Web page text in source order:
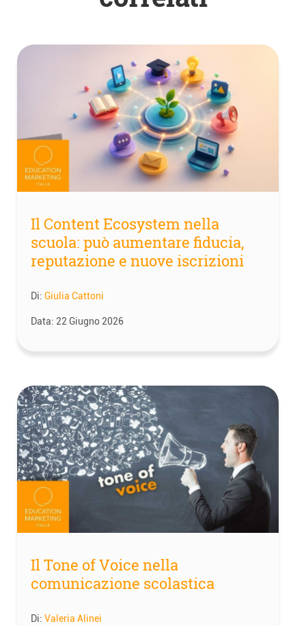
Il Content Ecosystem nella
scuola: può aumentare fiducia,
reputazione e nuove iscrizioni
Di: Giulia Cattoni
Data: 22 Giugno 2026
Il Tone of Voice nella
comunicazione scolastica
Di: Valeria Alinei